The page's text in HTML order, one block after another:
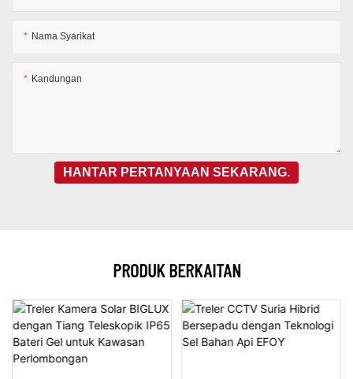
Nama Syarikat
Kandungan
HANTAR PERTANYAAN SEKARANG.
PRODUK BERKAITAN